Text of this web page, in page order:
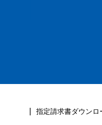
指定請求書ダウンロ